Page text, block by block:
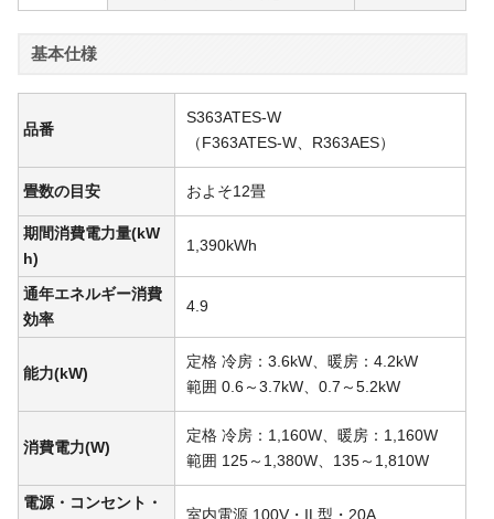
基本仕様
品番
S363ATES-W
（F363ATES-W、R363AES）
畳数の目安 およそ12畳
期間消費電力量(kW
h)
1,390kWh
通年エネルギー消費
効率
4.9
能力(kW)
定格 冷房：3.6kW、暖房：4.2kW
範囲 0.6～3.7kW、0.7～5.2kW
消費電力(W)
定格 冷房：1,160W、暖房：1,160W
範囲 125～1,380W、135～1,810W
電源・コンセント・
室内電源 100V・IL型・20A